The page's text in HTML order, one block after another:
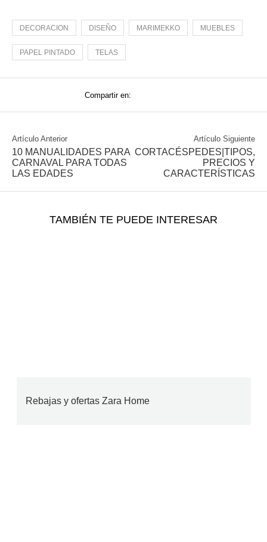
DECORACION DISEÑO MARIMEKKO MUEBLES
PAPEL PINTADO TELAS
Compartir en:
Artículo Anterior
10 MANUALIDADES PARA
CARNAVAL PARA TODAS
LAS EDADES
Artículo Siguiente
CORTACÉSPEDES|TIPOS,
PRECIOS Y
CARACTERÍSTICAS
TAMBIÉN TE PUEDE INTERESAR
Rebajas y ofertas Zara Home